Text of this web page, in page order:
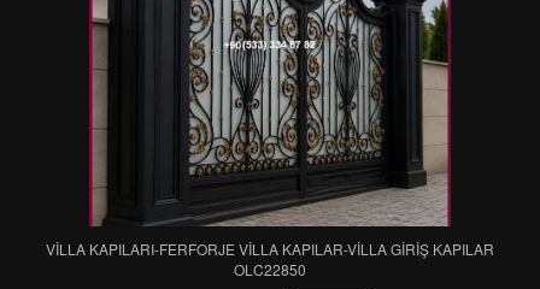
VİLLA KAPILARI-FERFORJE VİLLA KAPILAR-VİLLA GİRİŞ KAPILAR
OLC22850